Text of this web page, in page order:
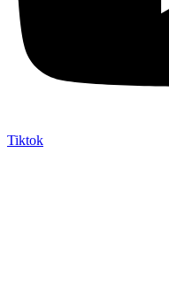
Tiktok